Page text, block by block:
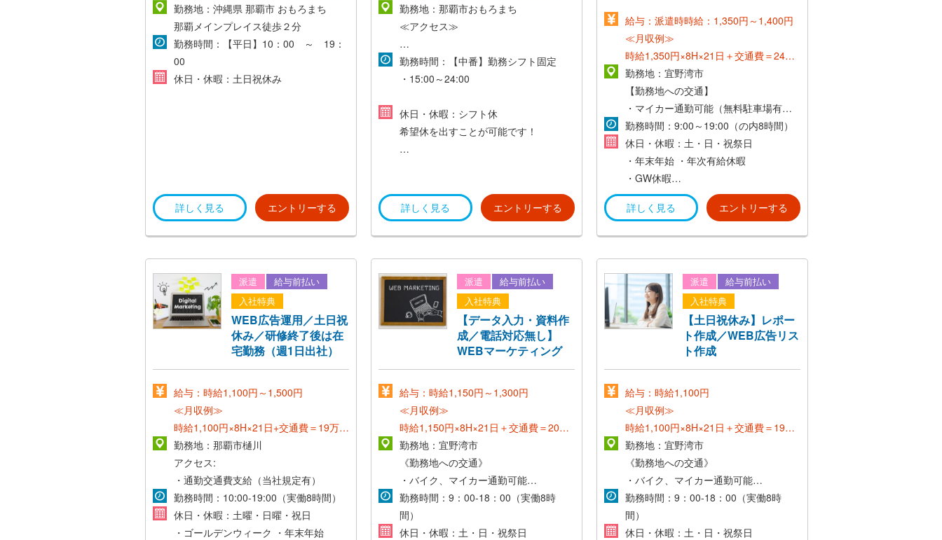
勤務地：沖縄県 那覇市 おもろまち
那覇メインプレイス徒歩２分
勤務時間：【平日】10：00 ～ 19：
00
休日・休暇：土日祝休み
詳しく見る エントリーする
勤務地：那覇市おもろまち
≪アクセス≫
沖縄都市モノレール『おもろまち』
駅 徒歩5分
勤務時間：【中番】勤務シフト固定
・15:00～24:00
・16:00～25:00
休日・休暇：シフト休
希望休を出すことが可能です！
≪休暇≫
夏季休暇
慶弔休暇
詳しく見る エントリーする
給与：派遣時時給：1,350円～1,400円
≪月収例≫
時給1,350円×8H×21日＋交通費＝24万
円～
*正社員登用後：想定年収350万円〜650
万円*
月収 20万円以上
*賞与あり（年2回）*
*昇給あり（年1回）*
勤務地：宜野湾市
【勤務地への交通】
・マイカー通勤可能（無料駐車場有）
・交通費支給（当社規定あり）
勤務時間：9:00～19:00（の内8時間）
休日・休暇：土・日・祝祭日
・年末年始 ・年次有給休暇
・GW休暇
など
詳しく見る エントリーする
派遣
給与前払い
入社特典
WEB広告運用／土日祝
休み／研修終了後は在
宅勤務（週1日出社）
給与：時給1,100円～1,500円
≪月収例≫
時給1,100円×8H×21日+交通費＝19万円
～
*交通費支給（当社規定有）*
勤務地：那覇市樋川
アクセス:
・通勤交通費支給（当社規定有）
勤務時間：10:00-19:00（実働8時間）
休日・休暇：土曜・日曜・祝日
・ゴールデンウィーク ・年末年始
派遣
給与前払い
入社特典
【データ入力・資料作
成／電話対応無し】
WEBマーケティング
給与：時給1,150円～1,300円
≪月収例≫
時給1,150円×8H×21日＋交通費＝20万
円～
≪社員登用後≫
*想定年収：300万円〜550万円*
勤務地：宜野湾市
《勤務地への交通》
・バイク、マイカー通勤可能
・交通費支給（社内規定あり）
勤務時間：9：00-18：00（実働8時
間）
休日・休暇：土・日・祝祭日
派遣
給与前払い
入社特典
【土日祝休み】レポー
ト作成／WEB広告リス
ト作成
給与：時給1,100円
≪月収例≫
時給1,100円×8H×21日＋交通費＝19万
円～
≪社員登用後≫
*想定年収：300万円〜550万円*
勤務地：宜野湾市
《勤務地への交通》
・バイク、マイカー通勤可能
・交通費支給（社内規定あり）
勤務時間：9：00-18：00（実働8時
間）
休日・休暇：土・日・祝祭日